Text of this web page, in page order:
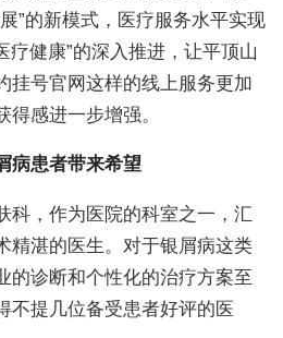
”的新模式，医疗服务水平实现
疗健康”的深入推进，让平顶山
挂号官网这样的线上服务更加
感进一步增强。
病患者带来希望
科，作为医院的科室之一，汇
精湛的医生。对于银屑病这类
的诊断和个性化的治疗方案至
不提几位备受患者好评的医